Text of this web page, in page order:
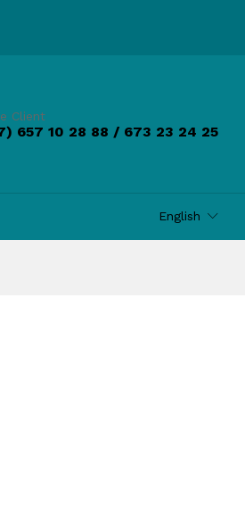
Client
657 10 28 88 / 673 23 24 25
English